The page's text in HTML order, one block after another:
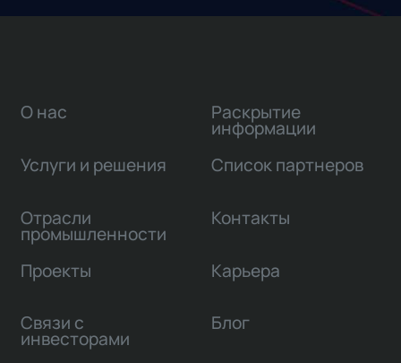
О нас
Услуги и решения
Отрасли
промышленности
Проекты
Связи с
инвесторами
Раскрытие
информации
Список партнеров
Контакты
Карьера
Блог